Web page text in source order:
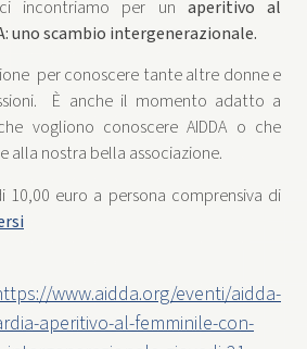
incontriamo per un aperitivo al
uno scambio intergenerazionale.
per conoscere tante altre donne e
È anche il momento adatto a
vogliono conoscere AIDDA o che
alla nostra bella associazione.
10,00 euro a persona comprensiva di
www.aidda.org/eventi/aidda-
aperitivo-al-femminile-con-